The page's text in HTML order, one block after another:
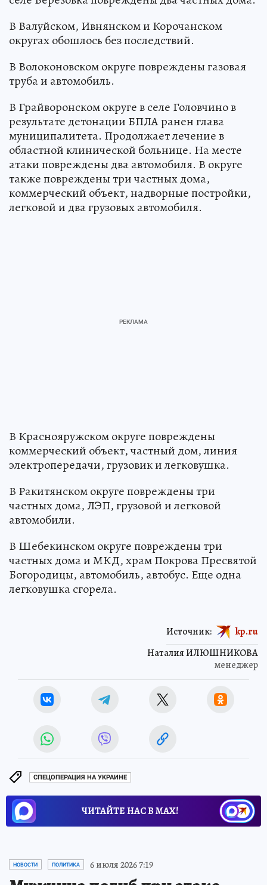
В Валуйском, Ивнянском и Корочанском
округах обошлось без последствий.
В Волоконовском округе повреждены газовая
труба и автомобиль.
В Грайворонском округе в селе Головчино в
результате детонации БПЛА ранен глава
муниципалитета. Продолжает лечение в
областной клинической больнице. На месте
атаки повреждены два автомобиля. В округе
также повреждены три частных дома,
коммерческий объект, надворные постройки,
легковой и два грузовых автомобиля.
В Краснояружском округе повреждены
коммерческий объект, частный дом, линия
электропередачи, грузовик и легковушка.
В Ракитянском округе повреждены три
частных дома, ЛЭП, грузовой и легковой
автомобили.
В Шебекинском округе повреждены три
частных дома и МКД, храм Покрова Пресвятой
Богородицы, автомобиль, автобус. Еще одна
легковушка сгорела.
Наталия ИЛЮШНИКОВА
менеджер
Источник: kp.ru
СПЕЦОПЕРАЦИЯ НА УКРАИНЕ
ЧИТАЙТЕ НАС В МАХ!
НОВОСТИ ПОЛИТИКА 6 июля 2026 7:19